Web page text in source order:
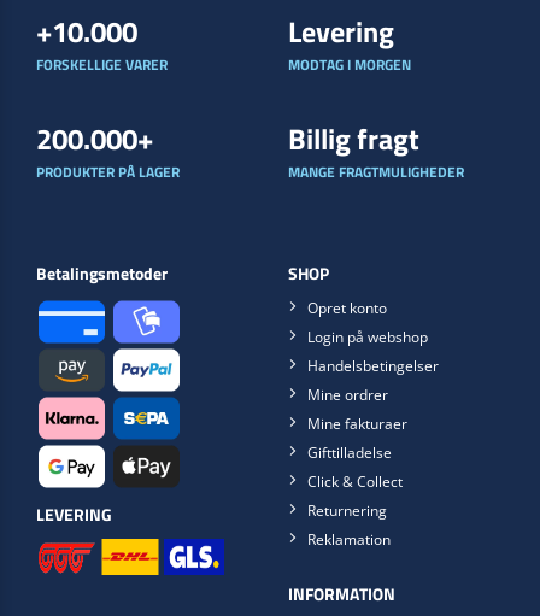
+10.000
FORSKELLIGE VARER
Levering
MODTAG I MORGEN
200.000+
PRODUKTER PÅ LAGER
Billig fragt
MANGE FRAGTMULIGHEDER
Betalingsmetoder
LEVERING
SHOP
Opret konto
Login på webshop
Handelsbetingelser
Mine ordrer
Mine fakturaer
Gifttilladelse
Click & Collect
Returnering
Reklamation
INFORMATION